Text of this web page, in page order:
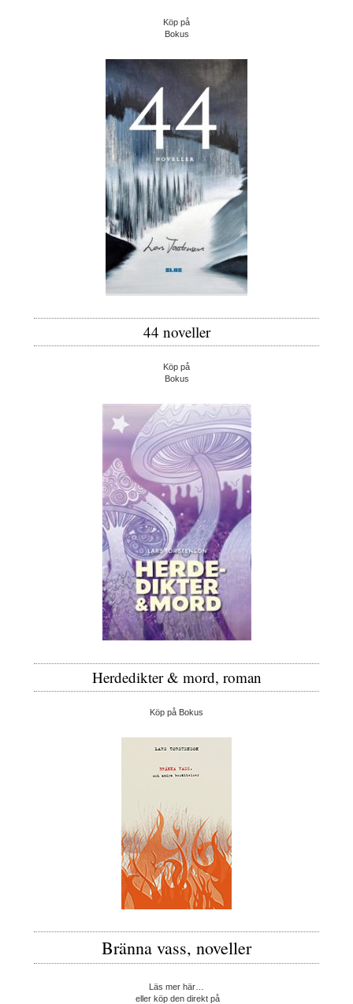
Köp på
Bokus
44 noveller
Köp på
Bokus
Herdedikter & mord, roman
Köp på Bokus
Bränna vass, noveller
Läs mer här…
eller köp den direkt på